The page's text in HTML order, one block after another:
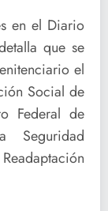
en el Diario
que se
el
Social de
Federal de
Seguridad